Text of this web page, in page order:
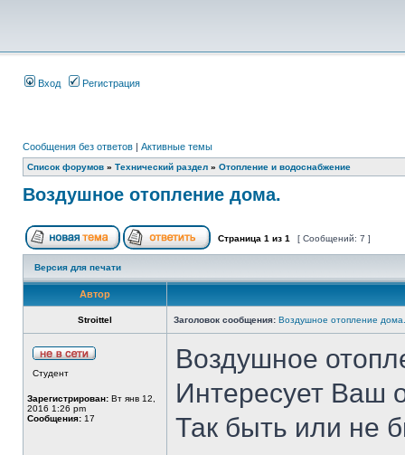
Вход Регистрация
Сообщения без ответов | Активные темы
Список форумов » Технический раздел » Отопление и водоснабжение
Воздушное отопление дома.
Страница 1 из 1 [ Сообщений: 7 ]
Версия для печати
Автор
Stroittel Заголовок сообщения: Воздушное отопление дома.
Студент
Зарегистрирован: Вт янв 12,
2016 1:26 pm
Сообщения: 17
Воздушное
Интересует Ваш
Так быть или не